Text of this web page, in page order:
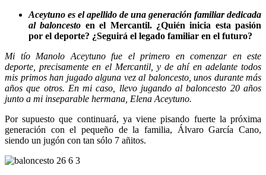
Aceytuno es el apellido de una generación familiar dedicada
al baloncesto en el Mercantil. ¿Quién inicia esta pasión
por el deporte? ¿Seguirá el legado familiar en el futuro?
Mi tío Manolo Aceytuno fue el primero en comenzar en este
deporte, precisamente en el Mercantil, y de ahí en adelante todos
mis primos han jugado alguna vez al baloncesto, unos durante más
años que otros. En mi caso, llevo jugando al baloncesto 20 años
junto a mi inseparable hermana, Elena Aceytuno.
Por supuesto que continuará, ya viene pisando fuerte la próxima
generación con el pequeño de la familia, Álvaro García Cano,
siendo un jugón con tan sólo 7 añitos.